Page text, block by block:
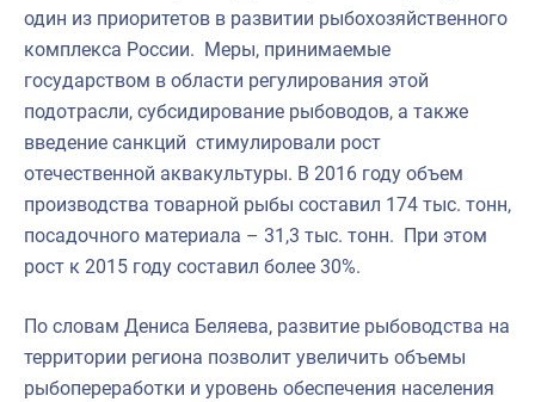
один из приоритетов в развитии рыбохозяйственного
комплекса России. Меры, принимаемые
государством в области регулирования этой
подотрасли, субсидирование рыбоводов, а также
введение санкций стимулировали рост
отечественной аквакультуры. В 2016 году объем
производства товарной рыбы составил 174 тыс. тонн,
посадочного материала – 31,3 тыс. тонн. При этом
рост к 2015 году составил более 30%.
По словам Дениса Беляева, развитие рыбоводства на
территории региона позволит увеличить объемы
рыбопереработки и уровень обеспечения населения